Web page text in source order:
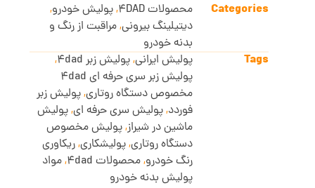
Categories محصولات 4DAD ,پولیش خودرو,
دیتیلینگ بیرونی,مراقبت از رنگ و
بدنه خودرو
Tags پولیش ایرانی,پولیش زبر 4dad
,
پولیش زبر سری حرفه ای 4dad
مخصوص دستگاه روتاری,پولیش زبر
فوردد,پولیش سری حرفه ای,پولیش
ماشین در شیراز,پولیش مخصوص
دستگاه روتاری,پولیشکاری,ریکاوری
رنگ خودرو,محصولات 4dad ,مواد
پولیش بدنه خودرو